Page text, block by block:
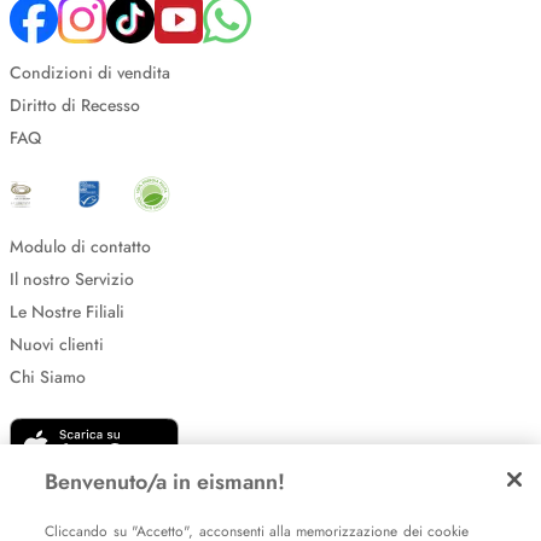
Condizioni di vendita
Diritto di Recesso
FAQ
Modulo di contatto
Il nostro Servizio
Le Nostre Filiali
Nuovi clienti
Chi Siamo
Benvenuto/a in eismann!
Cliccando su "Accetto", acconsenti alla memorizzazione dei cookie